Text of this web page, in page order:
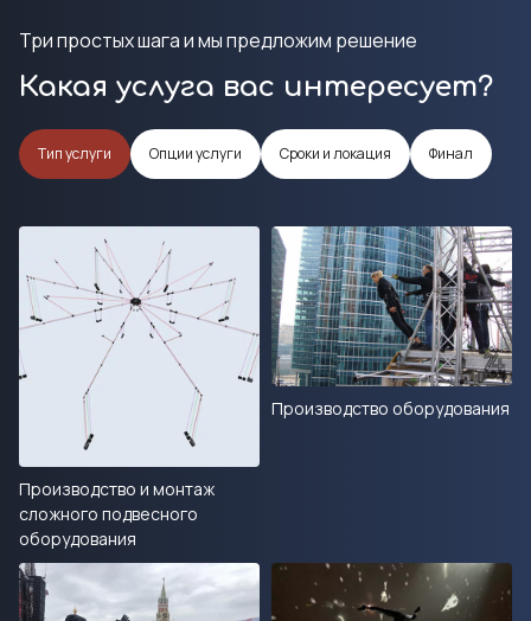
Три простых шага и мы предложим решение
Какая услуга вас интересует?
Тип услуги Опции услуги Сроки и локация Финал
Производство и монтаж
сложного подвесного
оборудования
Производство оборудования